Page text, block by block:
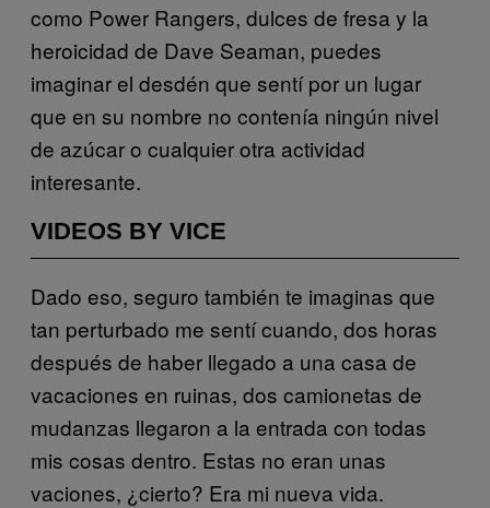
como Power Rangers, dulces de fresa y la
heroicidad de Dave Seaman, puedes
imaginar el desdén que sentí por un lugar
que en su nombre no contenía ningún nivel
de azúcar o cualquier otra actividad
interesante.
VIDEOS BY VICE
Dado eso, seguro también te imaginas que
tan perturbado me sentí cuando, dos horas
después de haber llegado a una casa de
vacaciones en ruinas, dos camionetas de
mudanzas llegaron a la entrada con todas
mis cosas dentro. Estas no eran unas
vaciones, ¿cierto? Era mi nueva vida.